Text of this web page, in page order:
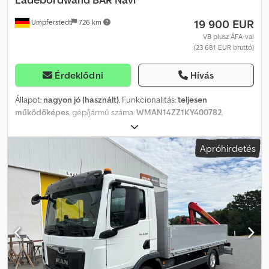
és/vagy feliratozással ellátott lehet. Az általános szállítási és
fizetési feltételeink érvényesek. Szívesen készítünk finanszírozási
vagy lízingajánlatot ehhez a járműhöz. Kérjük, lépjen kapcsolatba
Umpferstedt 726 km 19 900 EUR
VB plusz ÁFA-val
(23 681 EUR bruttó)
Érdeklődni Hívás
Állapot: nagyon jó (használt), Funkcionalitás:teljesen
működőképes, gép/jármű száma:WMAN14ZZ1KY400782,
, teljesítmény:
első forgalomba helyezés:08/2019, üzemanyagtípus:dízel, saját
, maximális teherbírás: 5 675 kg , össztömeg:11 990
, abroncs méret: , gumiabroncs állapota:80
százalék, tengelyelrendezés:4x2, következő vizsga (TÜV):07/2027,
üzemanyag: dízel, üzemanyagtartály kapacitása: 250 l
intarder, szín:zöld, vezetőfülke: nappali fülke, hajtástípus:
automata , kibocsátási osztály:Euro 6 , felfüggesztés:acél-levegő,
ülések száma:2, teljes hossz:9 360 mm , teljes szélesség:2 550
mm, teljes magasság:3 160 mm
, megengedett tengelyterhelés (1.
tengely):4 400 kg, megengedett tengelyterhelés (2. tengely):
8 400 kg, raktér hossza: 7 470 mm, rakodótér szélesség:2 470
Apróhirdetés